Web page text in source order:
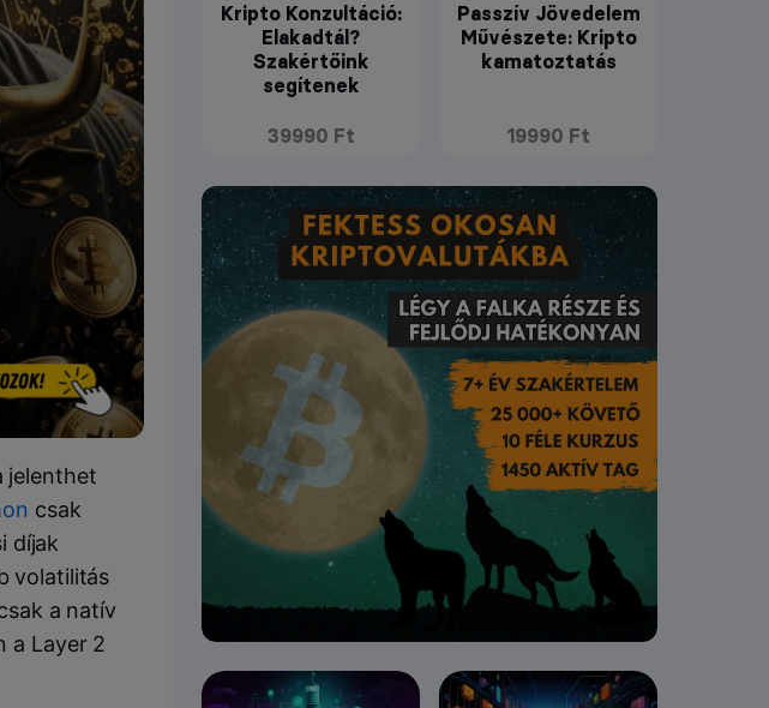
jelenthet
csak
díjak
volatilitás
a natív
a Layer 2
Kripto Konzultáció:
Elakadtál?
Szakértőink
segítenek
39990 Ft
Passzív Jövedelem
Művészete: Kripto
kamatoztatás
19990 Ft